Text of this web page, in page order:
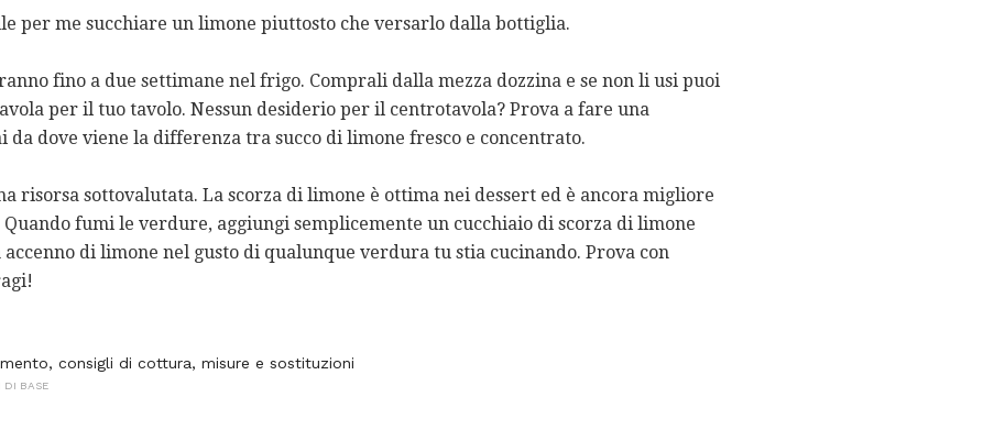
per me succhiare un limone piuttosto che versarlo dalla bottiglia.
fino a due settimane nel frigo. Comprali dalla mezza dozzina e se non li usi puoi
per il tuo tavolo. Nessun desiderio per il centrotavola? Prova a fare una
da dove viene la differenza tra succo di limone fresco e concentrato.
risorsa sottovalutata. La scorza di limone è ottima nei dessert ed è ancora migliore
fumi le verdure, aggiungi semplicemente un cucchiaio di scorza di limone
di limone nel gusto di qualunque verdura tu stia cucinando. Prova con
consigli di cottura, misure e sostituzioni
DI BASE